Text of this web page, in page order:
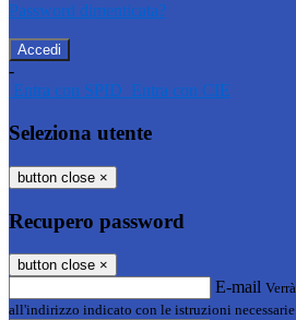
Password dimenticata?
-
Entra con SPID Entra con CIE
Seleziona utente
button close ×
Recupero password
button close ×
E-mail
all'indirizzo indicato con le istruzioni